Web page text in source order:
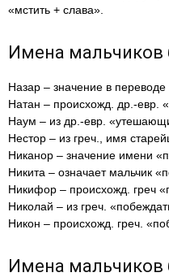
«мстить + слава».
Имена мальчиков
Назар – значение в переводе
Натан – происхожд. др.-евр.
Наум – из др.-евр.
Нестор – из греч., имя
Никанор – значение имени
Никита – означает мальчик
Никифор – происхожд. греч
Николай – из греч.
Никон – происхожд. греч.
Имена мальчиков